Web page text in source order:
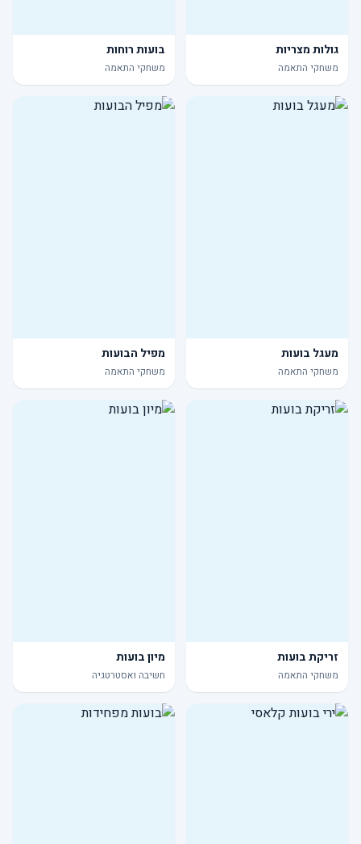
גולות מצריות
משחקי התאמה
בועות רוחות
משחקי התאמה
מעגל בועות
משחקי התאמה
מפיל הבועות
משחקי התאמה
זריקת בועות
משחקי התאמה
מיון בועות
חשיבה ואסטרטגיה